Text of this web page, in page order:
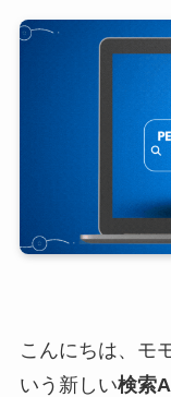
こんにちは、モ
いう新しい検索